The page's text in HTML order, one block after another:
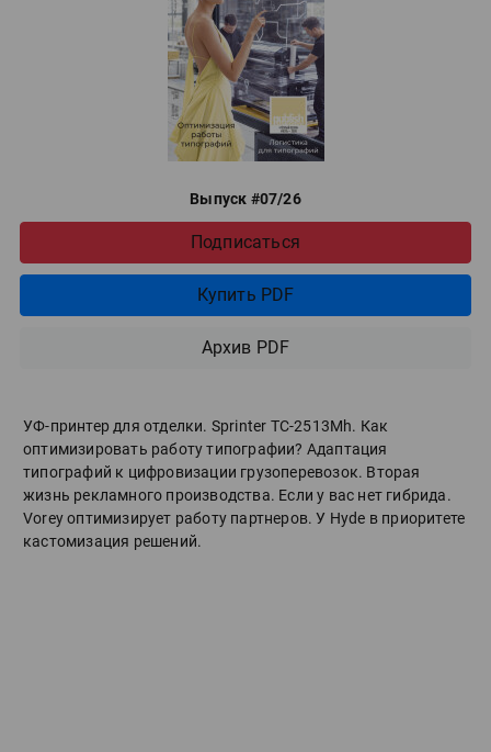
Выпуск #07/26
Подписаться
Купить PDF
Архив PDF
УФ-принтер для отделки. Sprinter ТС-2513Mh. Как
оптимизировать работу типографии? Адаптация
типографий к цифровизации грузоперевозок. Вторая
жизнь рекламного производства. Если у вас нет гибрида.
Vorey оптимизирует работу партнеров. У Hyde в приоритете
кастомизация решений.